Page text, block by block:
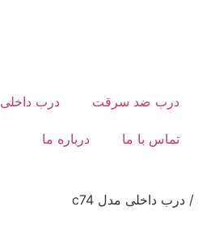
درب ضد سرقت درب داخلی
تماس با ما درباره ما
/ درب داخلی مدل c74